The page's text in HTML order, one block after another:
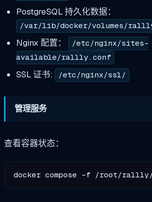
PostgreSQL 持久化数据：
/var/lib/docker/volumes/
Nginx 配置：
/etc/nginx/sites-
available/rallly.conf
SSL 证书: /etc/nginx/ssl/
管理服务
查看容器状态：